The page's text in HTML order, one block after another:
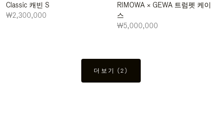
Classic 캐빈 S
₩2,300,000
RIMOWA × GEWA 트럼펫 케이
스
₩5,000,000
더보기 (2)